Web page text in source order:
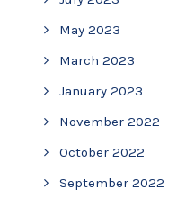
May 2023
March 2023
January 2023
November 2022
October 2022
September 2022